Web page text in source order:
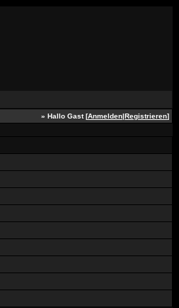
» Hallo Gast [Anmelden|Registrieren]